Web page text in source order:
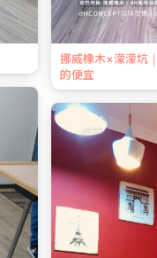
挪威橡木×濛濛坑
的便宜